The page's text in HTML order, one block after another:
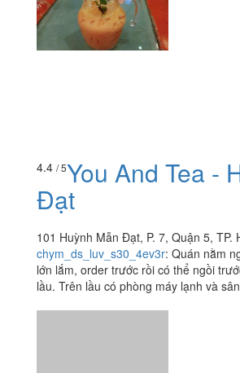
4.4 / 5You And Tea -
Đạt
101 Huỳnh Mẫn Đạt, P. 7, Quận 5, TP.
chym_ds_luv_s30_4ev3r: Quán nằm
lớn lắm, order trước rồi có thể ngồi
lầu. Trên lầu có phòng máy lạnh và